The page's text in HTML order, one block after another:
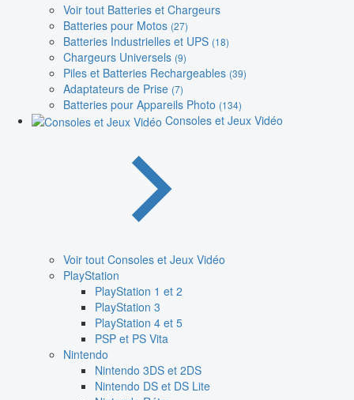
Voir tout Batteries et Chargeurs
Batteries pour Motos (27)
Batteries Industrielles et UPS (18)
Chargeurs Universels (9)
Piles et Batteries Rechargeables (39)
Adaptateurs de Prise (7)
Batteries pour Appareils Photo (134)
Consoles et Jeux Vidéo
Voir tout Consoles et Jeux Vidéo
PlayStation
PlayStation 1 et 2
PlayStation 3
PlayStation 4 et 5
PSP et PS Vita
Nintendo
Nintendo 3DS et 2DS
Nintendo DS et DS Lite